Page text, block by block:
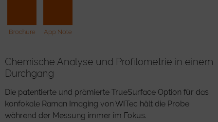
Brochure App Note
Chemische Analyse und Profilometrie in einem
Durchgang
Die patentierte und prämierte TrueSurface Option für das
konfokale Raman Imaging von WITec hält die Probe
während der Messung immer im Fokus.